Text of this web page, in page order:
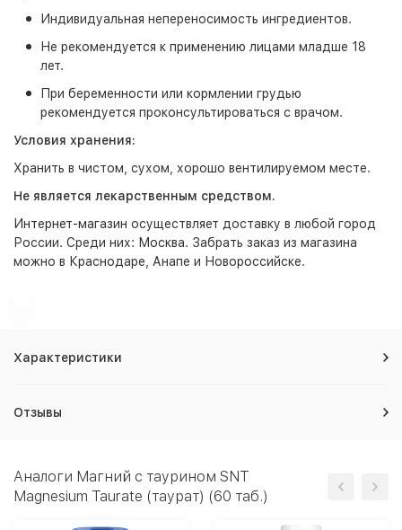
Индивидуальная непереносимость ингредиентов.
Не рекомендуется к применению лицами младше 18
лет.
При беременности или кормлении грудью
рекомендуется проконсультироваться с врачом.
Условия хранения:
Хранить в чистом, сухом, хорошо вентилируемом месте.
Не является лекарственным средством.
Интернет-магазин осуществляет доставку в любой город
России. Среди них: Москва. Забрать заказ из магазина
можно в Краснодаре, Анапе и Новороссийске.
Характеристики
Отзывы
Аналоги Магний c таурином SNT
Magnesium Taurate (таурат) (60 таб.)